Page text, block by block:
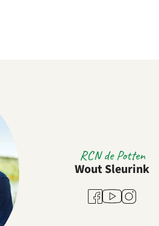
RCN de Potten
Wout Sleurink
Facebook
Youtube